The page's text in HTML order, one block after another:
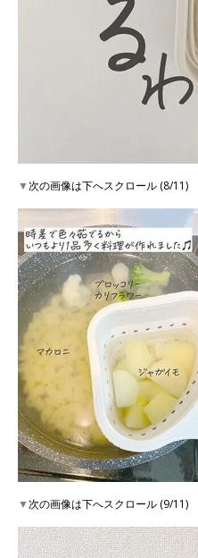
▼次の画像は下へスクロール (8/11)
▼次の画像は下へスクロール (9/11)